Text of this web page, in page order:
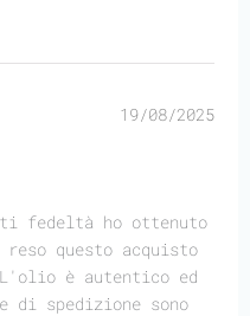
19/08/2025
fedeltà ho ottenuto
reso questo acquisto
è autentico ed
di spedizione sono